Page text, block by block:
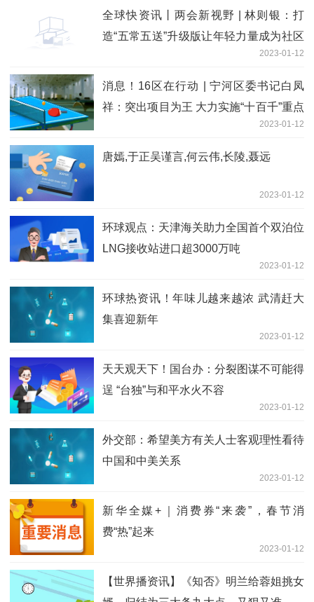
全球快资讯丨两会新视野 | 林则银：打
造“五常五送”升级版让年轻力量成为社区
2023-01-12
消息！16区在行动 | 宁河区委书记白凤
祥：突出项目为王 大力实施“十百千”重点
2023-01-12
唐嫣,于正吴谨言,何云伟,长陵,聂远
2023-01-12
环球观点：天津海关助力全国首个双泊位
LNG接收站进口超3000万吨
2023-01-12
环球热资讯！年味儿越来越浓 武清赶大
集喜迎新年
2023-01-12
天天观天下！国台办：分裂图谋不可能得
逞 “台独”与和平水火不容
2023-01-12
外交部：希望美方有关人士客观理性看待
中国和中美关系
2023-01-12
新华全媒+｜消费券“来袭”，春节消
费“热”起来
2023-01-12
【世界播资讯】《知否》明兰给蓉姐挑女